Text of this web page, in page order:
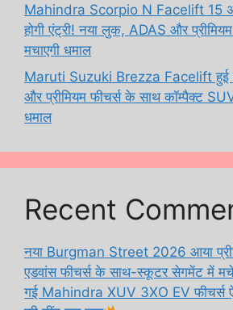
Mahindra Scorpio N Facelift 15
होगी एंट्री! नया लुक, ADAS और
मचाएगी धमाल
Maruti Suzuki Brezza Facelift हुई
और प्रीमियम फीचर्स के साथ कॉम्पैक्ट
धमाल
Recent
नया Burgman Street 2026 आया
एडवांस फीचर्स के साथ-स्कूटर सेगमेंट में
गई Mahindra XUV 3XO EV फीचर्स